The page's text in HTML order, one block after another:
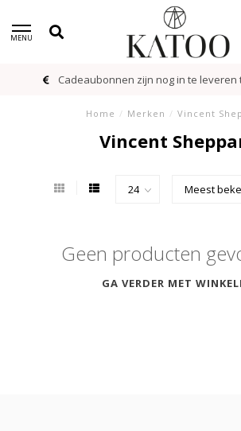
MENU
Cadeaubonnen zijn nog in te leveren
Home / Merken / Vincent
Vincent
Geen producten
GA VERDER MET